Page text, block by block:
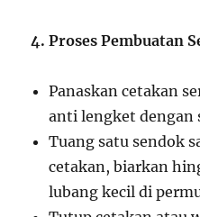
4. Proses Pembuatan
Panaskan cetakan
anti lengket dengan
Tuang satu sendok
cetakan, biarkan
lubang kecil di